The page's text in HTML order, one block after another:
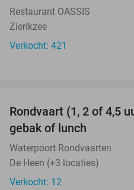
Restaurant OASSIS
Zierikzee
Verkocht: 421
TODAY
Rondvaart (1, 2 of 4,5
gebak of lunch
Waterpoort Rondvaarten
De Heen (+3 locaties)
Verkocht: 12